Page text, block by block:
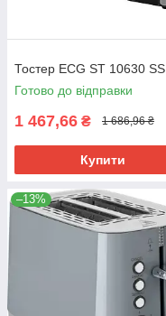
Тостер ECG ST 10630 SS
Готово до відправки
1 467,66 ₴ 1 686,96 ₴
Купити
–13%